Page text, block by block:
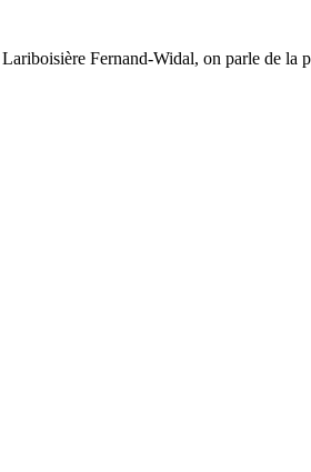
Fernand-Widal, on parle de la